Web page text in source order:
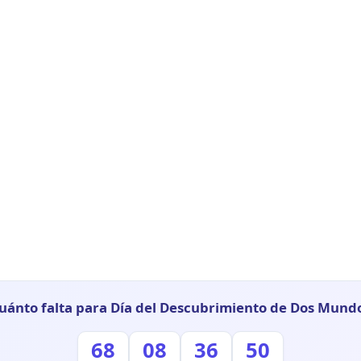
falta para Día del Descubrimiento de Dos
68 08 36 49